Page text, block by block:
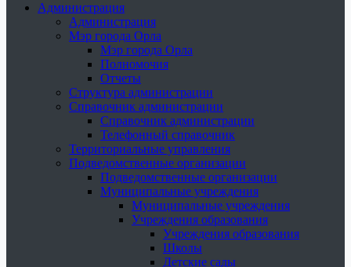
Администрация
Администрация
Мэр города Орла
Мэр города Орла
Полномочия
Отчеты
Структура администрации
Справочник администрации
Справочник администрации
Телефонный справочник
Территориальные управления
Подведомственные организации
Подведомственные организации
Муниципальные учреждения
Муниципальные учреждения
Учреждения образования
Учреждения образования
Школы
Детские сады